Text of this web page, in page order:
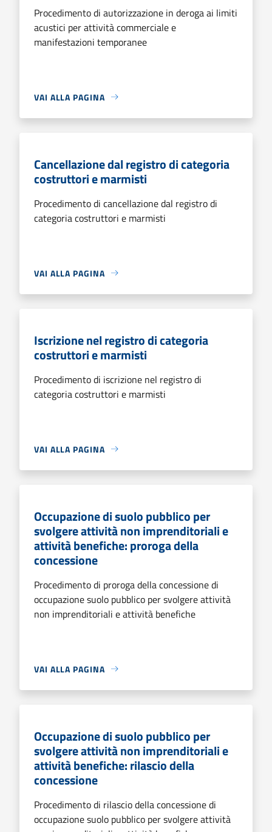
Procedimento di autorizzazione in deroga ai limiti
acustici per attività commerciale e
manifestazioni temporanee
VAI ALLA PAGINA
Cancellazione dal registro di categoria
costruttori e marmisti
Procedimento di cancellazione dal registro di
categoria costruttori e marmisti
VAI ALLA PAGINA
Iscrizione nel registro di categoria
costruttori e marmisti
Procedimento di iscrizione nel registro di
categoria costruttori e marmisti
VAI ALLA PAGINA
Occupazione di suolo pubblico per
svolgere attività non imprenditoriali e
attività benefiche: proroga della
concessione
Procedimento di proroga della concessione di
occupazione suolo pubblico per svolgere attività
non imprenditoriali e attività benefiche
VAI ALLA PAGINA
Occupazione di suolo pubblico per
svolgere attività non imprenditoriali e
attività benefiche: rilascio della
concessione
Procedimento di rilascio della concessione di
occupazione suolo pubblico per svolgere attività